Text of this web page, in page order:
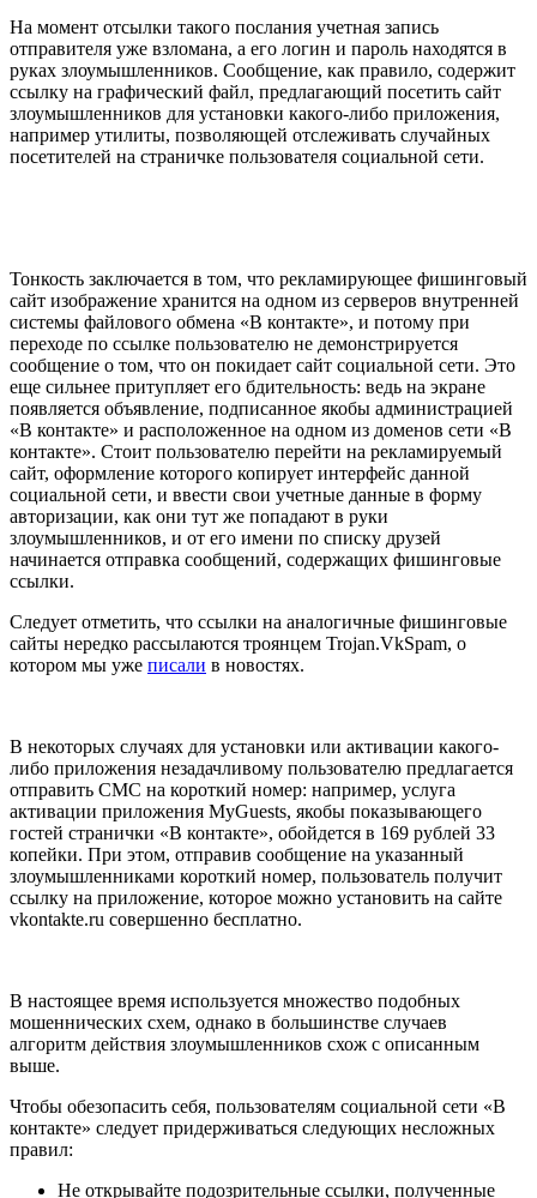
На момент отсылки такого послания учетная запись
отправителя уже взломана, а его логин и пароль находятся в
руках злоумышленников. Сообщение, как правило, содержит
ссылку на графический файл, предлагающий посетить сайт
злоумышленников для установки какого-либо приложения,
например утилиты, позволяющей отслеживать случайных
посетителей на страничке пользователя социальной сети.
Тонкость заключается в том, что рекламирующее фишинговый
сайт изображение хранится на одном из серверов внутренней
системы файлового обмена «В контакте», и потому при
переходе по ссылке пользователю не демонстрируется
сообщение о том, что он покидает сайт социальной сети. Это
еще сильнее притупляет его бдительность: ведь на экране
появляется объявление, подписанное якобы администрацией
«В контакте» и расположенное на одном из доменов сети «В
контакте». Стоит пользователю перейти на рекламируемый
сайт, оформление которого копирует интерфейс данной
социальной сети, и ввести свои учетные данные в форму
авторизации, как они тут же попадают в руки
злоумышленников, и от его имени по списку друзей
начинается отправка сообщений, содержащих фишинговые
ссылки.
Следует отметить, что ссылки на аналогичные фишинговые
сайты нередко рассылаются троянцем Trojan.VkSpam, о
котором мы уже писали в новостях.
В некоторых случаях для установки или активации какого-
либо приложения незадачливому пользователю предлагается
отправить СМС на короткий номер: например, услуга
активации приложения MyGuests, якобы показывающего
гостей странички «В контакте», обойдется в 169 рублей 33
копейки. При этом, отправив сообщение на указанный
злоумышленниками короткий номер, пользователь получит
ссылку на приложение, которое можно установить на сайте
vkontakte.ru совершенно бесплатно.
В настоящее время используется множество подобных
мошеннических схем, однако в большинстве случаев
алгоритм действия злоумышленников схож с описанным
выше.
Чтобы обезопасить себя, пользователям социальной сети «В
контакте» следует придерживаться следующих несложных
правил:
Не открывайте подозрительные ссылки, полученные